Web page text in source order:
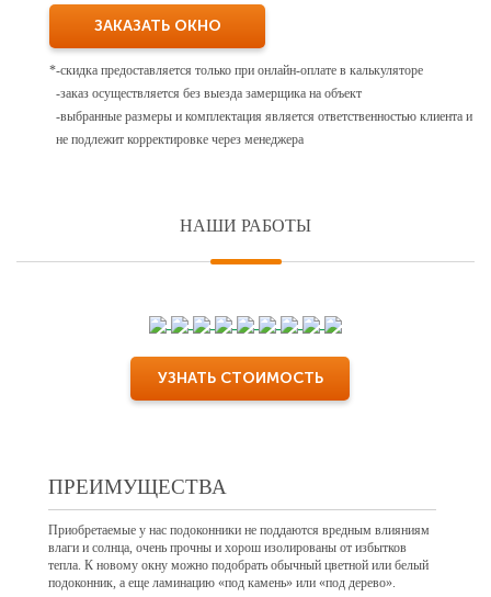
ЗАКАЗАТЬ ОКНО
*-скидка предоставляется только при онлайн-оплате в калькуляторе
-заказ осуществляется без выезда замерщика на объект
-выбранные размеры и комплектация является ответственностью клиента и
не подлежит корректировке через менеджера
НАШИ РАБОТЫ
УЗНАТЬ СТОИМОСТЬ
ПРЕИМУЩЕСТВА
Приобретаемые у нас подоконники не поддаются вредным влияниям
влаги и солнца, очень прочны и хорош изолированы от избытков
тепла. К новому окну можно подобрать обычный цветной или белый
подоконник, а еще ламинацию «под камень» или «под дерево».